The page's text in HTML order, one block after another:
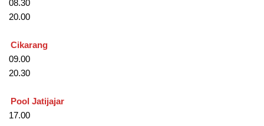
08.30
20.00
Cikarang
09.00
20.30
Pool Jatijajar
17.00